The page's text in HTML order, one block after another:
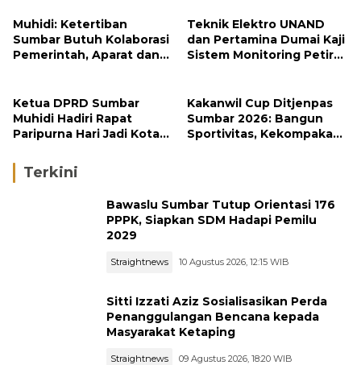
Muhidi: Ketertiban
Sumbar Butuh Kolaborasi
Pemerintah, Aparat dan
Teknik Elektro UNAND
dan Pertamina Dumai Kaji
Sistem Monitoring Petir
Ketua DPRD Sumbar
Muhidi Hadiri Rapat
Paripurna Hari Jadi Kota
Kakanwil Cup Ditjenpas
Sumbar 2026: Bangun
Sportivitas, Kekompakan
Terkini
Bawaslu Sumbar Tutup Orientasi 176
PPPK, Siapkan SDM Hadapi Pemilu
2029
Straightnews 10 Agustus 2026, 12:15 WIB
Sitti Izzati Aziz Sosialisasikan Perda
Penanggulangan Bencana kepada
Masyarakat Ketaping
Straightnews 09 Agustus 2026, 18:20 WIB